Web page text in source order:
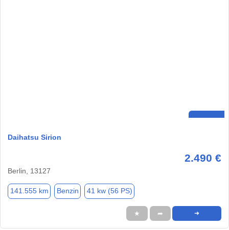
Daihatsu Sirion
2.490 €
Berlin, 13127
141.555 km Benzin 41 kw (56 PS)
★ ➦ ➜